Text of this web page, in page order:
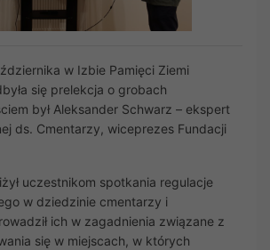
w Izbie Pamięci Ziemi
się prelekcja o grobach
był Aleksander Schwarz – ekspert
ds. Cmentarzy, wiceprezes Fundacji
uczestnikom spotkania regulacje
w dziedzinie cmentarzy i
ich w zagadnienia związane z
się w miejscach, w których